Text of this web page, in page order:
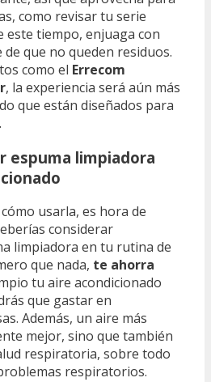
como revisar tu serie
este tiempo, enjuaga con
que no queden residuos.
como el Errecom
, la experiencia será aún más
que están diseñados para
espuma limpiadora
usarla, es hora de
considerar
limpiadora en tu rutina de
que nada, te ahorra
tu aire acondicionado
que gastar en
Además, un aire más
mejor, sino que también
respiratoria, sobre todo
respiratorios.